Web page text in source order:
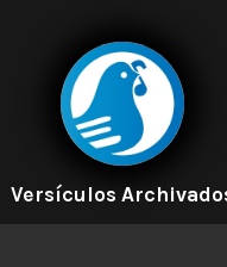
Versículos